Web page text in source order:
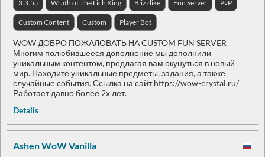
3.3.5a Wrath of The Lich King Blizzlike Fun Server PvP
Custom Content Custom Player Bot
WOW​ ДОБРО ПОЖАЛОВАТЬ НА CUSTOM FUN SERVER​
Многим полюбившееся дополнение мы дополнили
уникальным контентом, предлагая вам окунуться в новый
мир. Находите уникальные предметы, задания, а также
случайные события. Ссылка на сайт https://wow-crystal.ru/
Работает давно более 2х лет.
Details
Ashen WoW Vanilla